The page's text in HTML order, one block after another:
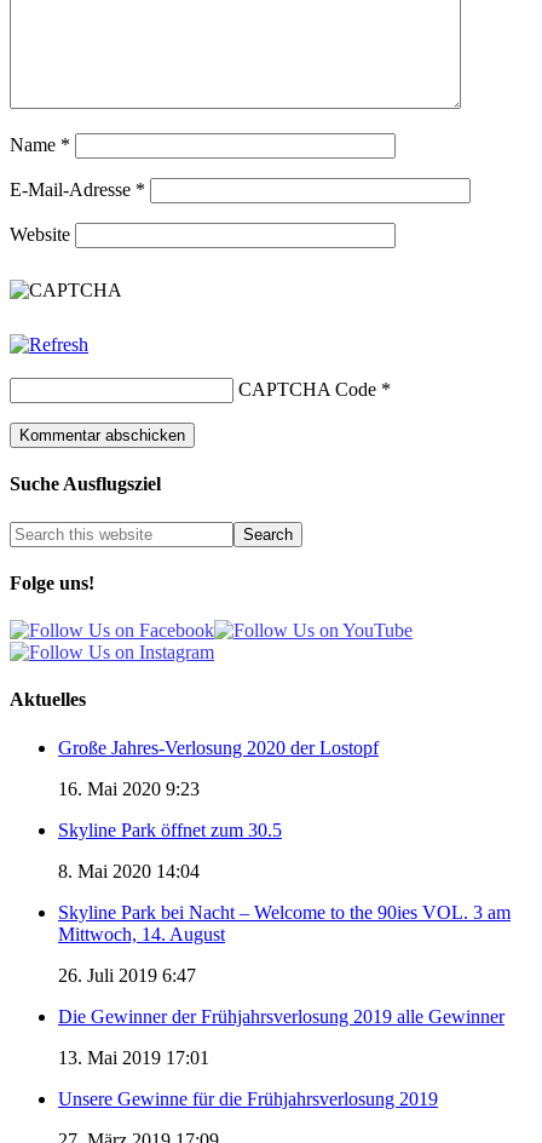
Name *
E-Mail-Adresse *
Website
CAPTCHA Code *
Suche Ausflugsziel
Folge uns!
Aktuelles
Große Jahres-Verlosung 2020 der Lostopf
16. Mai 2020 9:23
Skyline Park öffnet zum 30.5
8. Mai 2020 14:04
Skyline Park bei Nacht – Welcome to the 90ies VOL. 3 am
Mittwoch, 14. August
26. Juli 2019 6:47
Die Gewinner der Frühjahrsverlosung 2019 alle Gewinner
13. Mai 2019 17:01
Unsere Gewinne für die Frühjahrsverlosung 2019